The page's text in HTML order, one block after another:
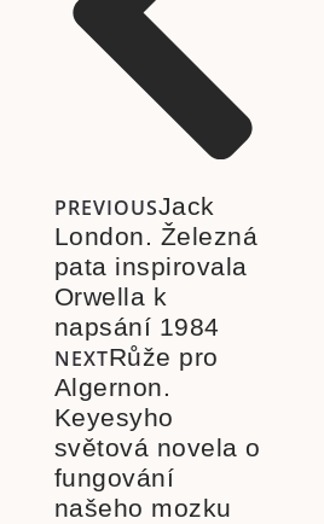
PREVIOUSJack
London. Železná
pata inspirovala
Orwella k
napsání 1984
NEXTRůže pro
Algernon.
Keyesyho
světová novela o
fungování
našeho mozku